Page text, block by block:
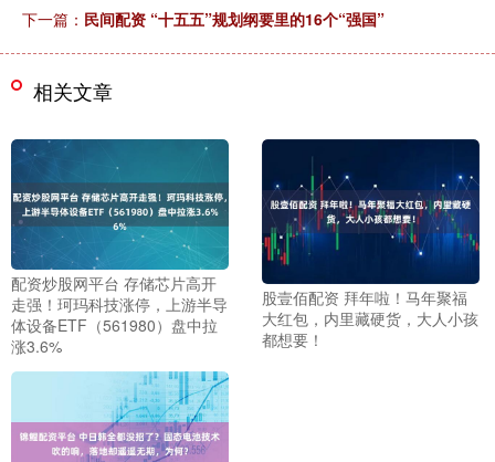
下一篇： 民间配资 “十五五”规划纲要里的16个“强国”
相关文章
配资炒股网平台 存储芯片高开
走强！珂玛科技涨停，上游半导
体设备ETF（561980）盘中拉
涨3.6%
股壹佰配资 拜年啦！马年聚福
大红包，内里藏硬货，大人小孩
都想要！